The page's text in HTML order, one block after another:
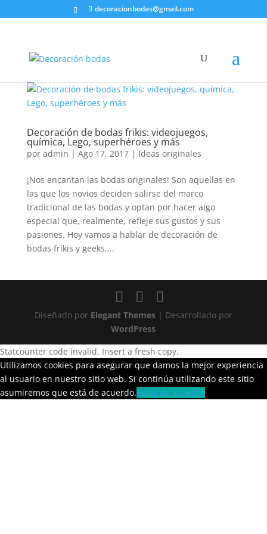
decoracionbodas@gmail.com
Decoración de bodas frikis: videojuegos,
química, Lego, superhéroes y más
por admin | Ago 17, 2017| Ideas originales
¡Nos encantan las bodas originales! Son aquellas en
las que los novios deciden salirse del marco
tradicional de las bodas y optan por hacer algo
especial que, realmente, refleje sus gustos y sus
pasiones. Hoy vamos a hablar de decoración de
bodas frikis y geeks,...
Diseñado por Elegant Themes| Desarrollado por
WordPress
Statcounter code invalid. Insert a fresh copy.
Utilizamos cookies para asegurar que damos la mejor experiencia
al usuario en nuestro sitio web. Si continúa utilizando este sitio
asumiremos que está de acuerdo.Estoy de acuerdo